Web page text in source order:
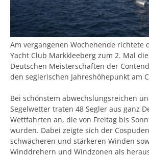
Am vergangenen Wochenende richtete
Yacht Club Markkleeberg zum 2. Mal
Deutschen Meisterschaften der
den seglerischen Jahreshöhepunkt am
Bei schönstem abwechslungsreichen
Segelwetter traten 48 Segler aus ganz
Wettfahrten an, die von Freitag bis
wurden. Dabei zeigte sich der
schwächeren und stärkeren Winden
Winddrehern und Windzonen als